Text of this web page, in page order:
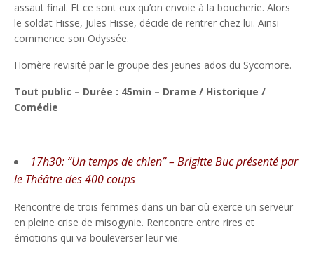
assaut final. Et ce sont eux qu’on envoie à la boucherie. Alors
le soldat Hisse, Jules Hisse, décide de rentrer chez lui. Ainsi
commence son Odyssée.
Homère revisité par le groupe des jeunes ados du Sycomore.
Tout public – Durée : 45min – Drame / Historique /
Comédie
17h30: “Un temps de chien” – Brigitte Buc présenté par
le Théâtre des 400 coups
Rencontre de trois femmes dans un bar où exerce un serveur
en pleine crise de misogynie. Rencontre entre rires et
émotions qui va bouleverser leur vie.